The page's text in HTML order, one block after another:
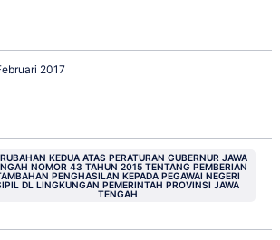
2017
KEDUA ATAS PERATURAN GUBERNUR JAWA
NOMOR 43 TAHUN 2015 TENTANG PEMBERIAN
PENGHASILAN KEPADA PEGAWAI NEGERI
DL LINGKUNGAN PEMERINTAH PROVINSI JAWA
TENGAH